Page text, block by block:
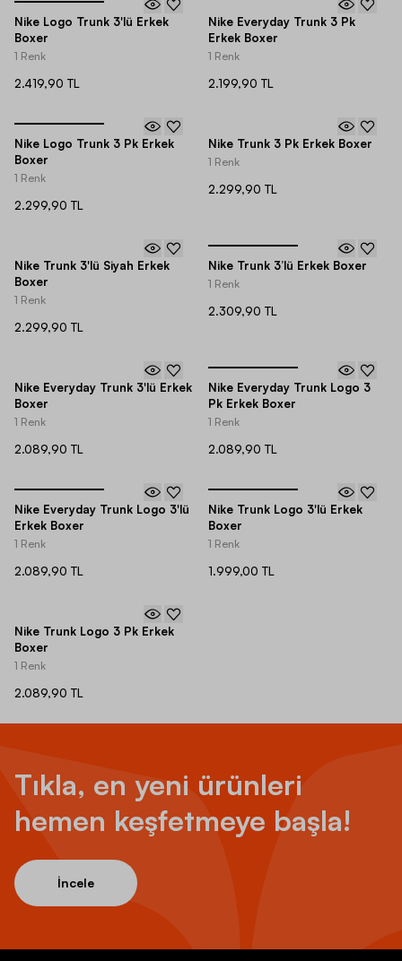
Nike Logo Trunk 3'lü Erkek
Boxer
1 Renk
2.419,90 TL
Nike Everyday Trunk 3 Pk
Erkek Boxer
1 Renk
2.199,90 TL
Nike Logo Trunk 3 Pk Erkek
Boxer
1 Renk
2.299,90 TL
Nike Trunk 3 Pk Erkek Boxer
1 Renk
2.299,90 TL
Nike Trunk 3'lü Siyah Erkek
Boxer
1 Renk
2.299,90 TL
Nike Trunk 3’lü Erkek Boxer
1 Renk
2.309,90 TL
Nike Everyday Trunk 3'lü Erkek
Boxer
1 Renk
2.089,90 TL
Nike Everyday Trunk Logo 3
Pk Erkek Boxer
1 Renk
2.089,90 TL
Nike Everyday Trunk Logo 3'lü
Erkek Boxer
1 Renk
2.089,90 TL
Nike Trunk Logo 3'lü Erkek
Boxer
1 Renk
1.999,00 TL
Nike Trunk Logo 3 Pk Erkek
Boxer
1 Renk
2.089,90 TL
Tıkla, en yeni ürünleri
hemen keşfetmeye başla!
İncele